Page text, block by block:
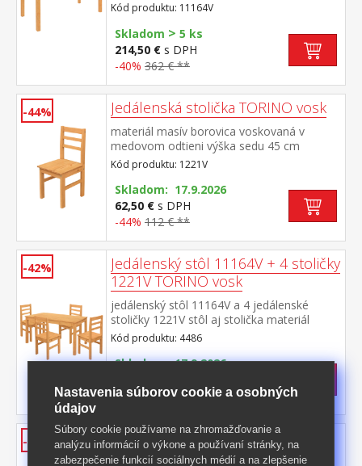
Kód produktu: 11164V
Skladom > 5 ks
214,50 € s DPH
-40% 362 € **
-44% Jedálenská stolička TORINO vosk
materiál masív borovica voskovaná v
medovom odtieni výška sedu 45 cm
Kód produktu: 1221V
Skladom: 17.9.2026
62,50 € s DPH
-44% 112 € **
-42%
Jedálenský stôl 11164V + 4 stoličky
1221V TORINO vosk
jedálenský stôl 11164V a 4 jedálenské
stoličky 1221V stôl aj stolička materiál
masív borovica voskovaná v medovom
odtieni výška sedu stoličky 45 cm rozmer
stola (š/h/v): 150 × 75 × 76 cm rozmer
Kód produktu: 4486
Skladom: 17.9.2026
-42% 781,50 € **
-43%
Jedálenský stôl 11164V + 6
stoličiek 1221V TORINO vosk
Nastavenia súborov cookie a osobných
údajov
Súbory cookie používame na zhromažďovanie a
analýzu informácií o výkone a používaní stránky, na
zabezpečenie funkcií sociálnych médií a na zlepšenie